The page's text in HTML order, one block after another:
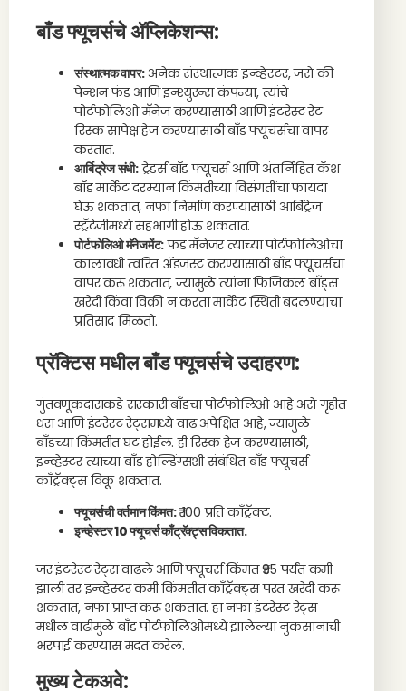
बाँड फ्यूचर्सचे ॲप्लिकेशन्स:
संस्थात्मक वापर:अनेक संस्थात्मक इन्व्हेस्टर, जसे की
पेन्शन फंड आणि इन्श्युरन्स कंपन्या, त्यांचे
पोर्टफोलिओ मॅनेज करण्यासाठी आणि इंटरेस्ट रेट
रिस्क सापेक्ष हेज करण्यासाठी बाँड फ्यूचर्सचा वापर
करतात.
आर्बिट्रेज संधी:ट्रेडर्स बाँड फ्यूचर्स आणि अंतर्निहित कॅश
बाँड मार्केट दरम्यान किंमतीच्या विसंगतींचा फायदा
घेऊ शकतात, नफा निर्माण करण्यासाठी आर्बिट्रेज
स्ट्रॅटेजीमध्ये सहभागी होऊ शकतात.
पोर्टफोलिओ मॅनेजमेंट:फंड मॅनेजर त्यांच्या पोर्टफोलिओचा
कालावधी त्वरित ॲडजस्ट करण्यासाठी बाँड फ्यूचर्सचा
वापर करू शकतात, ज्यामुळे त्यांना फिजिकल बाँड्स
खरेदी किंवा विक्री न करता मार्केट स्थिती बदलण्याचा
प्रतिसाद मिळतो.
प्रॅक्टिस मधील बाँड फ्यूचर्सचे उदाहरण:
गुंतवणूकदाराकडे सरकारी बाँडचा पोर्टफोलिओ आहे असे गृहीत
धरा आणि इंटरेस्ट रेट्समध्ये वाढ अपेक्षित आहे, ज्यामुळे
बाँडच्या किंमतीत घट होईल. ही रिस्क हेज करण्यासाठी,
इन्व्हेस्टर त्यांच्या बाँड होल्डिंग्सशी संबंधित बाँड फ्यूचर्स
काँट्रॅक्ट्स विकू शकतात.
फ्यूचर्सची वर्तमान किंमत:₹ 100 प्रति काँट्रॅक्ट.
इन्व्हेस्टर 10 फ्यूचर्स काँट्रॅक्ट्स विकतात.
जर इंटरेस्ट रेट्स वाढले आणि फ्यूचर्स किंमत ₹95 पर्यंत कमी
झाली तर इन्व्हेस्टर कमी किंमतीत काँट्रॅक्ट्स परत खरेदी करू
शकतात, नफा प्राप्त करू शकतात. हा नफा इंटरेस्ट रेट्स
मधील वाढीमुळे बाँड पोर्टफोलिओमध्ये झालेल्या नुकसानाची
भरपाई करण्यास मदत करेल.
मुख्य टेकअवे: